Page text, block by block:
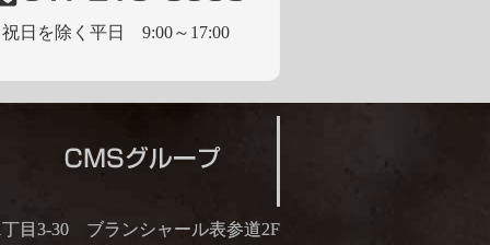
祝日を除く平日 9:00～17:00
目3-30 ブランシャール表参道2F